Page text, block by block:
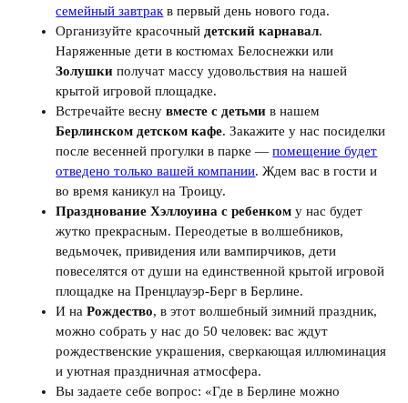
семейный завтрак в первый день нового года.
Организуйте красочный детский карнавал.
Наряженные дети в костюмах Белоснежки или
Золушки получат массу удовольствия на нашей
крытой игровой площадке.
Встречайте веснувместе с детьми в нашем
Берлинском детском кафе. Закажите у нас посиделки
после весенней прогулки в парке —помещение будет
отведено только вашей компании. Ждем вас в гости и
во время каникул на Троицу.
Празднование Хэллоуина с ребенком у нас будет
жутко прекрасным. Переодетые в волшебников,
ведьмочек, привидения или вампирчиков, дети
повеселятся от души на единственной крытой игровой
площадке на Пренцлауэр-Берг в Берлине.
И наРождество, в этот волшебный зимний праздник,
можно собрать у нас до 50 человек: вас ждут
рождественские украшения, сверкающая иллюминация
и уютная праздничная атмосфера.
Вы задаете себе вопрос: «Где в Берлине можно